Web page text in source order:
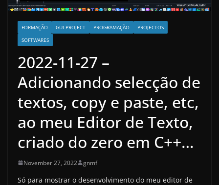
FORMAÇÃO GUI PROJECT PROGRAMAÇÃO
PROJECTOS
SOFTWARES
2022-11-27 –
Adicionando selecção de
textos, copy e paste, etc,
ao meu Editor de Texto,
criado do zero em C++…
November 27, 2022 gnmf
Só para mostrar o desenvolvimento do meu editor de